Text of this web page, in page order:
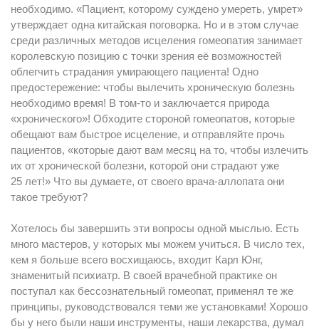
необходимо. «Пациент, которому суждено умереть, умрет»
утверждает одна китайская поговорка. Но и в этом случае
среди различных методов исцеления гомеопатия занимает
королевскую позицию с точки зрения её возможностей
облегчить страдания умирающего пациента! Одно
предостережение: чтобы вылечить хроническую болезнь
необходимо время! В том-то и заключается природа
«хронического»! Обходите стороной гомеопатов, которые
обещают вам быстрое исцеление, и отправляйте прочь
пациентов, «которые дают вам месяц на то, чтобы излечить
их от хронической болезни, которой они страдают уже
25 лет!» Что вы думаете, от своего врача-аллопата они
такое требуют?
Хотелось бы завершить эти вопросы одной мыслью. Есть
много мастеров, у которых мы можем учиться. В число тех,
кем я больше всего восхищаюсь, входит Карл Юнг,
знаменитый психиатр. В своей врачебной практике он
поступал как бессознательный гомеопат, применял те же
принципы, руководствовался теми же установками! Хорошо
бы у него были наши инструменты, наши лекарства, думал